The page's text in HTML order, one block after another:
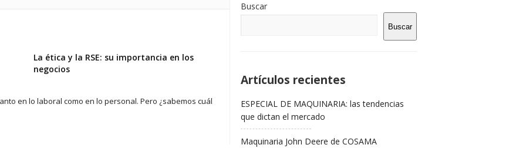
La ética y la RSE: su importancia en los
negocios
en lo laboral como en lo personal. Pero ¿sabemos cuál
De
La
Buscar
Buscar
Artículos recientes
ESPECIAL DE MAQUINARIA: las tendencias
que dictan el mercado
Maquinaria John Deere de COSAMA